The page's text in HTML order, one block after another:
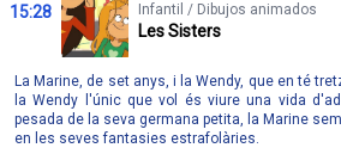
15:28 Infantil / Dibujos animados
Les Sisters
La Marine, de set anys, i la Wendy, que en té
la Wendy l'únic que vol és viure una vida
pesada de la seva germana petita, la Marine
en les seves fantasies estrafolàries.